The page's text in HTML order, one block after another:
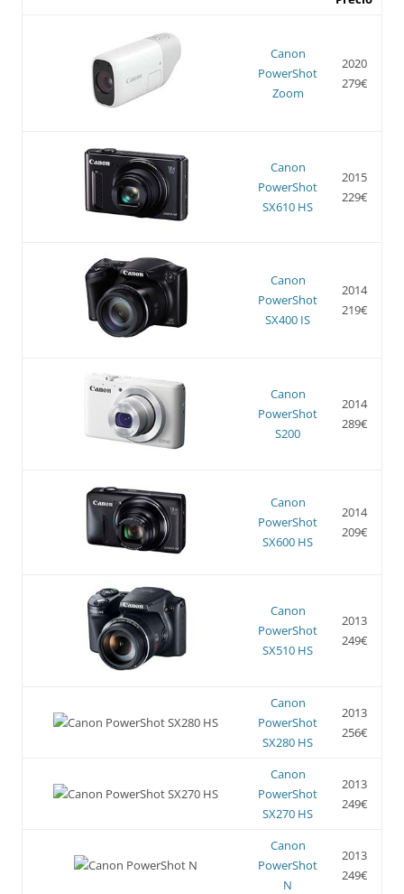
Canon
PowerShot
Zoom
2020
279€
Canon
PowerShot
SX610 HS
2015
229€
Canon
PowerShot
SX400 IS
2014
219€
Canon
PowerShot
S200
2014
289€
Canon
PowerShot
SX600 HS
2014
209€
Canon
PowerShot
SX510 HS
2013
249€
Canon
PowerShot
SX280 HS
2013
256€
Canon
PowerShot
SX270 HS
2013
249€
Canon
PowerShot
N
2013
249€